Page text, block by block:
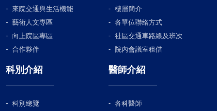
來院交通與生活機能
樓層簡介
藝術人文專區
各單位聯絡方式
向上院區專區
社區交通車路線及班次
合作夥伴
院內會議室租借
科別介紹
科別總覽
醫師介紹
各科醫師